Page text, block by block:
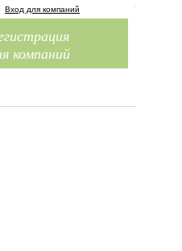
Вход для компаний
компаний